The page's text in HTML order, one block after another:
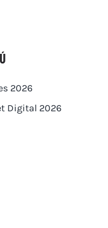
2026
Digital 2026